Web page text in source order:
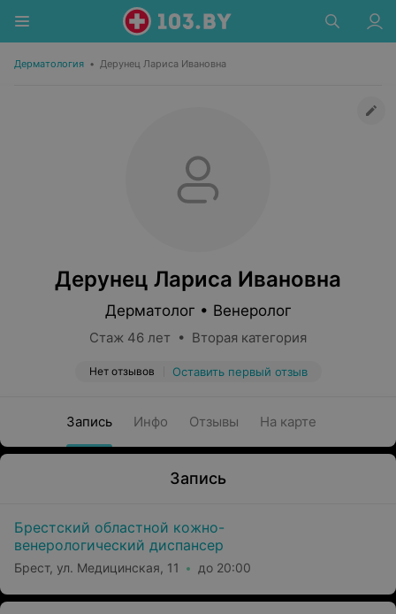
Дерматология • Дерунец Лариса Ивановна
Дерунец Лариса Ивановна
Дерматолог • Венеролог
Стаж 46 лет • Вторая категория
Нет отзывов Оставить первый отзыв
Запись Инфо Отзывы На карте
Запись
Брестский областной кожно-
венерологический диспансер
Брест, ул. Медицинская, 11 до 20:00